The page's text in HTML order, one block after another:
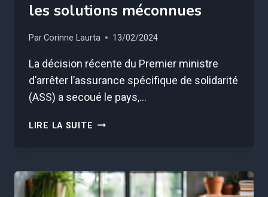
les solutions méconnues
ParCorinne Laurta 13/02/2024
La décision récente du Premier ministre
d’arrêter l’assurance spécifique de solidarité
(ASS) a secoué le pays,…
LIRE LA SUITE VOTRE
VOICI
COMMENT